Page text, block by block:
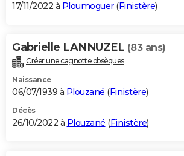
17/11/2022 à Ploumoguer(Finistère)
Gabrielle LANNUZEL (83 ans)
Créer une cagnotte obsèques
Naissance
06/07/1939 à Plouzané (Finistère)
Décès
26/10/2022 à Plouzané (Finistère)